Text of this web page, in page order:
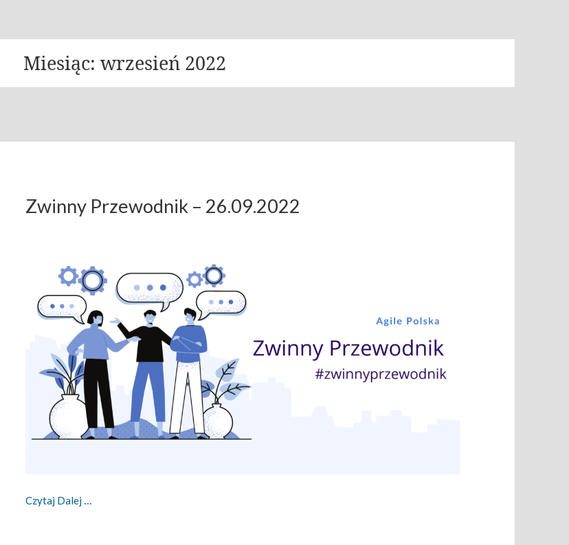
Miesiąc:wrzesień 2022
Zwinny Przewodnik – 26.09.2022
Czytaj Dalej